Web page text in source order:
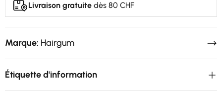
Livraison gratuite dès 80 CHF
Marque: Hairgum
Étiquette d'information